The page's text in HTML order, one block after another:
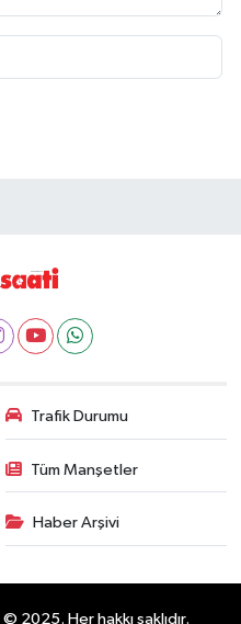
Trafik Durumu
Tüm Manşetler
Haber Arşivi
2025. Her hakkı saklıdır.